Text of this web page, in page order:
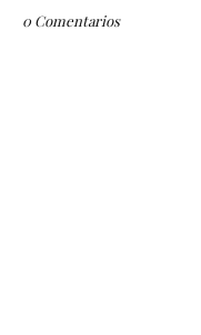
0 Comentarios